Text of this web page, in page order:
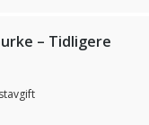
– Tidligere